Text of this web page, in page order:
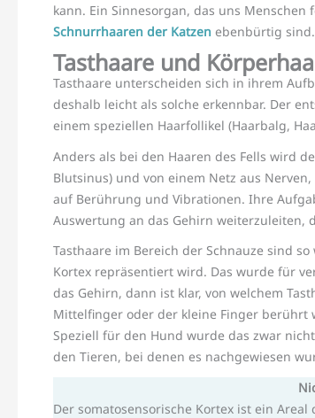
kann. Ein Sinnesorgan, das uns
Schnurrhaaren der Katzen ebenbürtig
Tasthaare und
Tasthaare unterscheiden sich in ihrem
deshalb leicht als solche erkennbar. Der
einem speziellen Haarfollikel (Haarbalg,
Anders als bei den Haaren des Fells wird
Blutsinus) und von einem Netz aus
auf Berührung und Vibrationen. Ihre
Auswertung an das Gehirn weiterzuleiten,
Tasthaare im Bereich der Schnauze sind
Kortex repräsentiert wird. Das wurde für
das Gehirn, dann ist klar, von welchem
Mittelfinger oder der kleine Finger berührt
Speziell für den Hund wurde das zwar
den Tieren, bei denen es nachgewiesen
Der somatosensorische Kortex ist ein